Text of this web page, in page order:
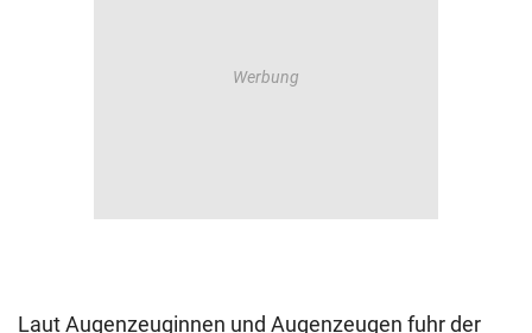
Laut Augenzeuginnen und Augenzeugen fuhr der